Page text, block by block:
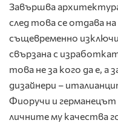
Завършва
след това се отдава
същевременно
свързана с
това не за кого да е, а
дизайнери –
Фиоручи и
личните му качества